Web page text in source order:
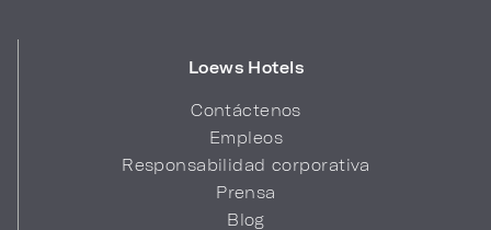
Loews Hotels
Contáctenos
Empleos
Responsabilidad corporativa
Prensa
Blog